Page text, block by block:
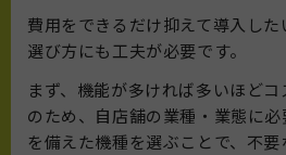
費用をできるだけ抑えて導入し
選び方にも工夫が必要です。
まず、機能が多ければ多いほど
のため、自店舗の業種・業態に
を備えた機種を選ぶことで、不要